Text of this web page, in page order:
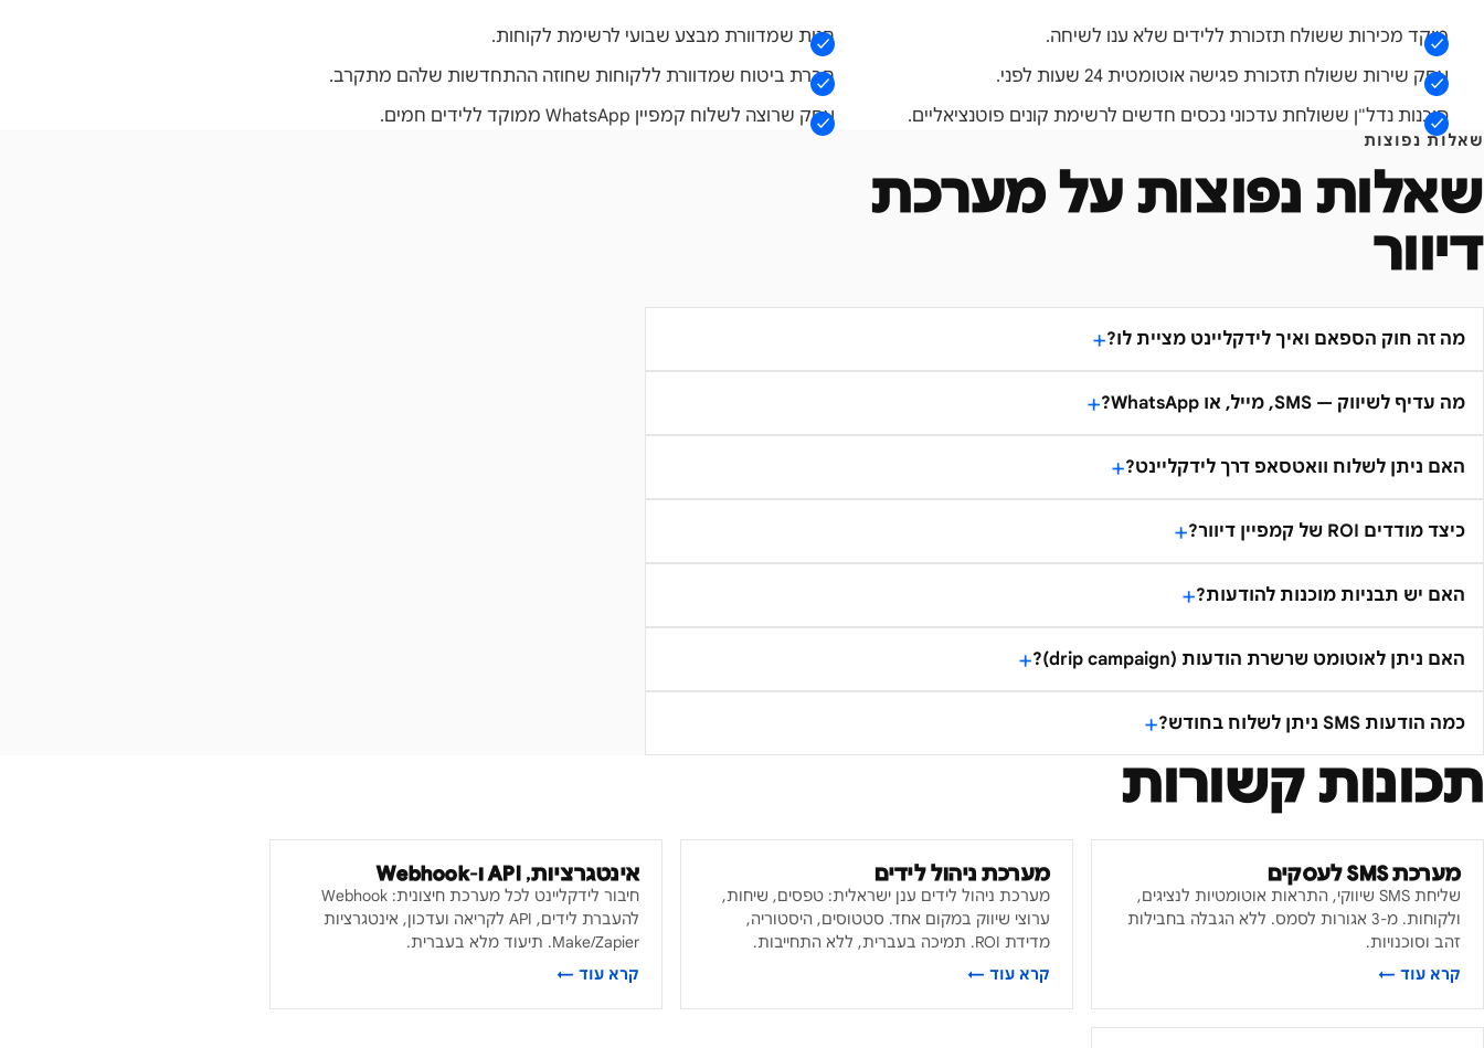
מוקד מכירות ששולח תזכורת ללידים שלא ענו לשיחה.
חנות שמדוורת מבצע שבועי לרשימת לקוחות.
עסק שירות ששולח תזכורת פגישה אוטומטית 24 שעות לפני.
חברת ביטוח שמדוורת ללקוחות שחוזה ההתחדשות שלהם מתקרב.
סוכנות נדל"ן ששולחת עדכוני נכסים חדשים לרשימת קונים פוטנציאליים.
עסק שרוצה לשלוח קמפיין WhatsApp ממוקד ללידים חמים.
שאלות נפוצות
שאלות נפוצות על מערכת
דיוור
מה זה חוק הספאם ואיך לידקליינט מציית לו?
מה עדיף לשיווק — SMS, מייל, או WhatsApp?
האם ניתן לשלוח וואטסאפ דרך לידקליינט?
כיצד מודדים ROI של קמפיין דיוור?
האם יש תבניות מוכנות להודעות?
האם ניתן לאוטומט שרשרת הודעות (drip campaign)?
כמה הודעות SMS ניתן לשלוח בחודש?
תכונות קשורות
מערכת SMS לעסקים
שליחת SMS שיווקי, התראות אוטומטיות לנציגים,
ולקוחות. מ-3 אגורות לסמס. ללא הגבלה בחבילות
זהב וסוכנויות.
קרא עוד ←
מערכת ניהול לידים
מערכת ניהול לידים ענן ישראלית: טפסים, שיחות,
ערוצי שיווק במקום אחד. סטטוסים, היסטוריה,
מדידת ROI. תמיכה בעברית, ללא התחייבות.
קרא עוד ←
אינטגרציות, API ו-Webhook
חיבור לידקליינט לכל מערכת חיצונית: Webhook
להעברת לידים, API לקריאה ועדכון, אינטגרציות
Make/Zapier. תיעוד מלא בעברית.
קרא עוד ←